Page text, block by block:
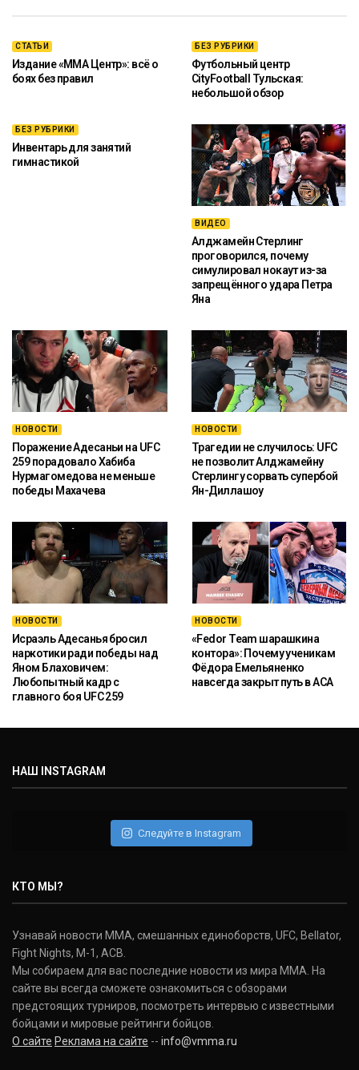
СТАТЬИ
Издание «ММА Центр»: всё о
боях без правил
БЕЗ РУБРИКИ
Футбольный центр
CityFootball Тульская:
небольшой обзор
БЕЗ РУБРИКИ
Инвентарь для занятий
гимнастикой
ВИДЕО
Алджамейн Стерлинг
проговорился, почему
симулировал нокаут из-за
запрещённого удара Петра
Яна
НОВОСТИ
Поражение Адесаньи на UFC
259 порадовало Хабиба
Нурмагомедова не меньше
победы Махачева
НОВОСТИ
Трагедии не случилось: UFC
не позволит Алджамейну
Стерлингу сорвать супербой
Ян-Диллашоу
НОВОСТИ
Исраэль Адесанья бросил
наркотики ради победы над
Яном Блаховичем:
Любопытный кадр с
главного боя UFC 259
НОВОСТИ
«Fedor Team шарашкина
контора»: Почему ученикам
Фёдора Емельяненко
навсегда закрыт путь в ACA
НАШ INSTAGRAM
Следуйте в Instagram
КТО МЫ?
Узнавай новости ММА, смешанных единоборств, UFC, Bellator,
Fight Nights, M-1, ACB.
Мы собираем для вас последние новости из мира ММА. На
сайте вы всегда сможете ознакомиться с обзорами
предстоящих турниров, посмотреть интервью с известными
бойцами и мировые рейтинги бойцов.
О сайте Реклама на сайте -- info@vmma.ru